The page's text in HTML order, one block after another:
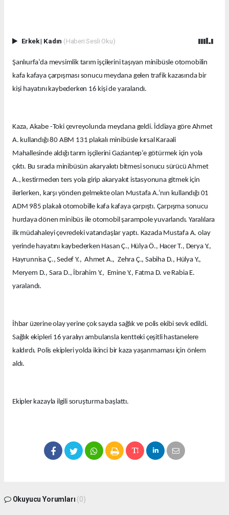
Erkek| Kadın (Haberi Sesli Oku)
Şanlıurfa’da mevsimlik tarım işçilerini taşıyan minibüsle otomobilin
kafa kafaya çarpışması sonucu meydana gelen trafik kazasında bir
kişi hayatını kaybederken 16 kişi de yaralandı.
Kaza, Akabe -Toki çevreyolunda meydana geldi. İddiaya göre Ahmet
A. kullandığı 80 ABM 131 plakalı minibüsle kırsal Karaali
Mahallesinde aldığı tarım işçilerini Gaziantep’e götürmek için yola
çıktı. Bu sırada minibüsün akaryakıtı bitmesi sonucu sürücü Ahmet
A., kestirmeden ters yola girip akaryakıt istasyonuna gitmek için
ilerlerken, karşı yönden gelmekte olan Mustafa A.’nın kullandığı 01
ADM 985 plakalı otomobille kafa kafaya çarpıştı. Çarpışma sonucu
hurdaya dönen minibüs ile otomobil şarampole yuvarlandı. Yaralılara
ilk müdahaleyi çevredeki vatandaşlar yaptı. Kazada Mustafa A. olay
yerinde hayatını kaybederken Hasan Ç., Hülya Ö., Hacer T., Derya Y.,
Hayrunnisa Ç., Sedef Y., Ahmet A., Zehra Ç., Sabiha D., Hülya Y.,
Meryem D., Sara D., İbrahim Y., Emine Y., Fatma D. ve Rabia E.
yaralandı.
İhbar üzerine olay yerine çok sayıda sağlık ve polis ekibi sevk edildi.
Sağlık ekipleri 16 yaralıyı ambulansla kentteki çeşitli hastanelere
kaldırdı. Polis ekipleri yolda ikinci bir kaza yaşanmaması için önlem
aldı.
Ekipler kazayla ilgili soruşturma başlattı.
Okuyucu Yorumları (0)